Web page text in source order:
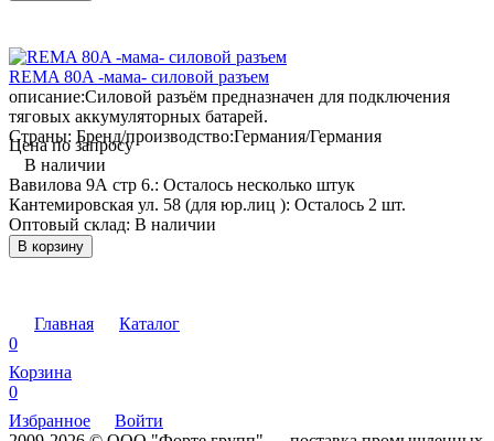
REMA 80A -мама- силовой разъем
описание:Силовой разъём предназначен для подключения
тяговых аккумуляторных батарей.
Страны: Бренд/производство:Германия/Германия
Цена по запросу
В наличии
Вавилова 9А стр 6.: Осталось несколько штук
Кантемировская ул. 58 (для юр.лиц ): Осталось 2 шт.
Оптовый склад: В наличии
В корзину
Главная
Каталог
0
Корзина
0
Избранное
Войти